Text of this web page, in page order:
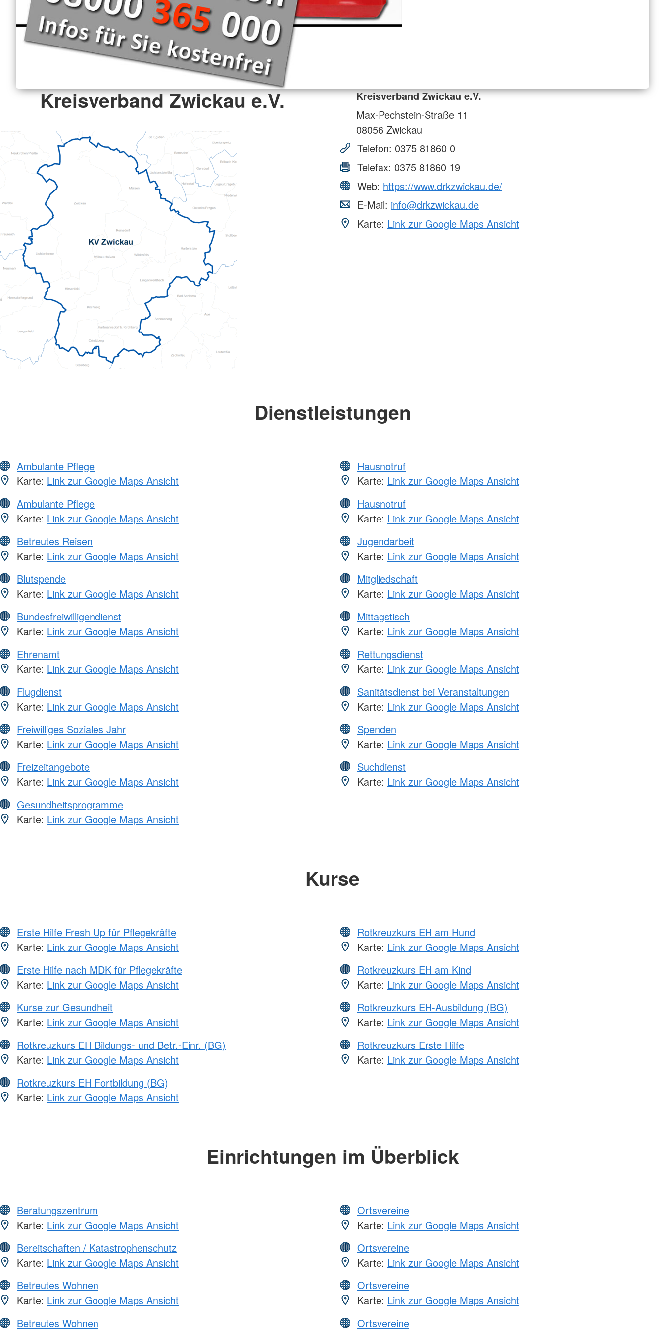
Kreisverband Zwickau e.V.
Kreisverband Zwickau e.V.
Max-Pechstein-Straße 11
08056 Zwickau
Telefon: 0375 81860 0
Telefax: 0375 81860 19
Web: https://www.drkzwickau.de/
E-Mail: info@drkzwickau.de
Karte: Link zur Google Maps Ansicht
Dienstleistungen
Ambulante Pflege
Karte: Link zur Google Maps Ansicht
Ambulante Pflege
Karte: Link zur Google Maps Ansicht
Betreutes Reisen
Karte: Link zur Google Maps Ansicht
Blutspende
Karte: Link zur Google Maps Ansicht
Bundesfreiwilligendienst
Karte: Link zur Google Maps Ansicht
Ehrenamt
Karte: Link zur Google Maps Ansicht
Flugdienst
Karte: Link zur Google Maps Ansicht
Freiwilliges Soziales Jahr
Karte: Link zur Google Maps Ansicht
Freizeitangebote
Karte: Link zur Google Maps Ansicht
Gesundheitsprogramme
Karte: Link zur Google Maps Ansicht
Hausnotruf
Karte: Link zur Google Maps Ansicht
Hausnotruf
Karte: Link zur Google Maps Ansicht
Jugendarbeit
Karte: Link zur Google Maps Ansicht
Mitgliedschaft
Karte: Link zur Google Maps Ansicht
Mittagstisch
Karte: Link zur Google Maps Ansicht
Rettungsdienst
Karte: Link zur Google Maps Ansicht
Sanitätsdienst bei Veranstaltungen
Karte: Link zur Google Maps Ansicht
Spenden
Karte: Link zur Google Maps Ansicht
Suchdienst
Karte: Link zur Google Maps Ansicht
Kurse
Erste Hilfe Fresh Up für Pflegekräfte
Karte: Link zur Google Maps Ansicht
Erste Hilfe nach MDK für Pflegekräfte
Karte: Link zur Google Maps Ansicht
Kurse zur Gesundheit
Karte: Link zur Google Maps Ansicht
Rotkreuzkurs EH Bildungs- und Betr.-Einr. (BG)
Karte: Link zur Google Maps Ansicht
Rotkreuzkurs EH Fortbildung (BG)
Karte: Link zur Google Maps Ansicht
Rotkreuzkurs EH am Hund
Karte: Link zur Google Maps Ansicht
Rotkreuzkurs EH am Kind
Karte: Link zur Google Maps Ansicht
Rotkreuzkurs EH-Ausbildung (BG)
Karte: Link zur Google Maps Ansicht
Rotkreuzkurs Erste Hilfe
Karte: Link zur Google Maps Ansicht
Einrichtungen im Überblick
Beratungszentrum
Karte: Link zur Google Maps Ansicht
Bereitschaften / Katastrophenschutz
Karte: Link zur Google Maps Ansicht
Betreutes Wohnen
Karte: Link zur Google Maps Ansicht
Betreutes Wohnen
Ortsvereine
Karte: Link zur Google Maps Ansicht
Ortsvereine
Karte: Link zur Google Maps Ansicht
Ortsvereine
Karte: Link zur Google Maps Ansicht
Ortsvereine